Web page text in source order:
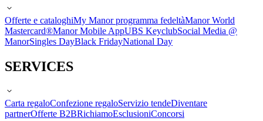
Offerte e cataloghiMy Manor programma fedeltàManor World
Mastercard®Manor Mobile AppUBS KeyclubSocial Media @
ManorSingles DayBlack FridayNational Day
SERVICES
Carta regaloConfezione regaloServizio tendeDiventare
partnerOfferte B2BRichiamoEsclusioniConcorsi